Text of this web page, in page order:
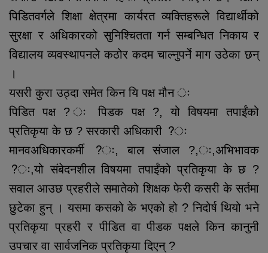
पिडितवर्गले शिक्षा क्षेत्रमा कार्यरत व्यक्तिहरूले विद्यार्थीको
सुरक्षा र अधिकारको सुनिश्चितता गर्न सम्बन्धित निकाय र
विद्यालय व्यवस्थापनले कठोर कदम चाल्नुपर्ने माग उठेका छन्
।
यसरी कुरा उठ्दा समेत किन यि पक्ष मौन ः
पिडित पक्ष ? ः पिडक पक्ष ?, यो विषयमा तपाईंको
प्रतिकृया के छ ? सरकारी अधिकारी ?ः
मानवअधिकारकर्मी ?ः, बाल संजाल ?,ः,अभिभावक
?ः,यो संबेदनशील विषयमा तपाईंको प्रतिकृया के छ ?
सवाल आउछ प्रहरीले समातेको शिक्षक फेरी कसरी के सर्तमा
छुटेका हुन् । यसमा कसको के भएको हो ? निदोर्ष थियो भने
प्रतिकृया प्रहरी र पीडित वा पीडक पक्षले किन कानुनी
उपचार वा सार्वजनिक प्रतिकृया दिएन् ?